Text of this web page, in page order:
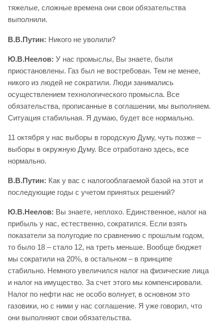
тяжелые, сложные времена они свои обязательства
выполнили.
В.В.Путин: Никого не уволили?
Ю.В.Неелов: У нас промыслы, Вы знаете, были
приостановлены. Газ был не востребован. Тем не менее,
никого из людей не сократили. Люди занимались
осуществлением технологического промысла. Все
обязательства, прописанные в соглашении, мы выполняем.
Ситуация стабильная. Я думаю, будет все нормально.
11 октября у нас выборы в городскую Думу, чуть позже –
выборы в окружную Думу. Все отработано здесь, все
нормально.
В.В.Путин: Как у вас с налогооблагаемой базой на этот и
последующие годы с учетом принятых решений?
Ю.В.Неелов: Вы знаете, неплохо. Единственное, налог на
прибыль у нас, естественно, сократился. Если взять
показатели за полугодие по сравнению с прошлым годом,
то было 18 – стало 12, на треть меньше. Вообще бюджет
мы сократили на 20%, в остальном – в принципе
стабильно. Немного увеличился налог на физические лица
и налог на имущество. За счет этого мы компенсировали.
Налог по нефти нас не особо волнует, в основном это
газовики, но с ними у нас соглашение. Я уже говорил, что
они выполняют свои обязательства.